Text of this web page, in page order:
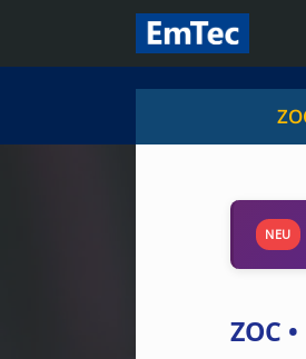
NEU
ZOC